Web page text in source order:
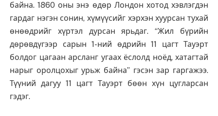
байна. 1860 оны энэ өдөр Лондон хотод хэвлэгдэн
гардаг нэгэн сонин, хүмүүсийг хэрхэн хуурсан тухай
өнөөдрийг хүртэл дурсан ярьдаг. “Жил бүрийн
дөрөвдүгээр сарын 1-ний өдрийн 11 цагт Тауэрт
болдог цагаан арсланг угаах ёслолд ноёд, хатагтай
нарыг оролцохыг урьж байна” гэсэн зар гаргажээ.
Түүний дагуу 11 цагт Тауэрт бөөн хүн цугларсан
гэдэг.